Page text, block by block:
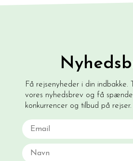
Få rejsenyheder i din indbakke.
vores nyhedsbrev og få
konkurrencer og tilbud på rejser.
Email
Navn